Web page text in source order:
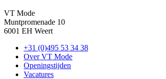
VT Mode
Muntpromenade 10
6001 EH Weert
+31 (0)495 53 34 38
Over VT Mode
Openingstijden
Vacatures